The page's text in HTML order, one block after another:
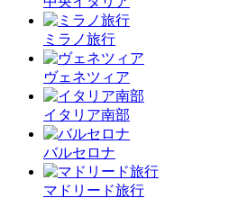
ミラノ旅行
ヴェネツィア
イタリア南部
バルセロナ
マドリード旅行